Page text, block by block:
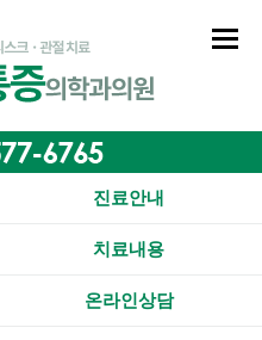
진료안내
치료내용
온라인상담